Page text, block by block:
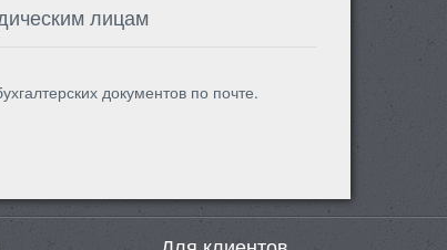
лицам
документов по почте.